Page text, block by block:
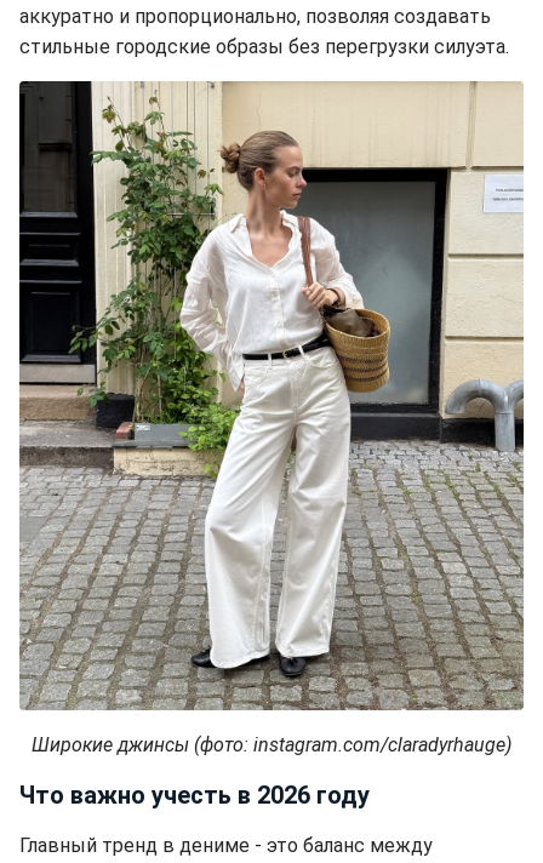
аккуратно и пропорционально, позволяя создавать
стильные городские образы без перегрузки силуэта.
Широкие джинсы (фото: instagram.com/claradyrhauge)
Что важно учесть в 2026 году
Главный тренд в дениме - это баланс между